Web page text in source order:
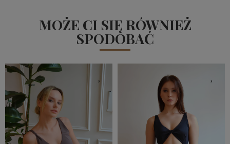
MOŻE CI SIĘ RÓWNIEŻ
SPODOBAĆ